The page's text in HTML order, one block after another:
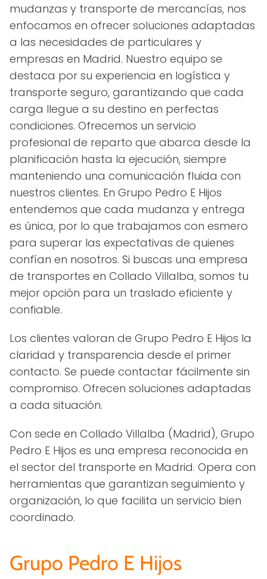
mudanzas y transporte de mercancías, nos
enfocamos en ofrecer soluciones adaptadas
a las necesidades de particulares y
empresas en Madrid. Nuestro equipo se
destaca por su experiencia en logística y
transporte seguro, garantizando que cada
carga llegue a su destino en perfectas
condiciones. Ofrecemos un servicio
profesional de reparto que abarca desde la
planificación hasta la ejecución, siempre
manteniendo una comunicación fluida con
nuestros clientes. En Grupo Pedro E Hijos
entendemos que cada mudanza y entrega
es única, por lo que trabajamos con esmero
para superar las expectativas de quienes
confían en nosotros. Si buscas una empresa
de transportes en Collado Villalba, somos tu
mejor opción para un traslado eficiente y
confiable.
Los clientes valoran de Grupo Pedro E Hijos la
claridad y transparencia desde el primer
contacto. Se puede contactar fácilmente sin
compromiso. Ofrecen soluciones adaptadas
a cada situación.
Con sede en Collado Villalba (Madrid), Grupo
Pedro E Hijos es una empresa reconocida en
el sector del transporte en Madrid. Opera con
herramientas que garantizan seguimiento y
organización, lo que facilita un servicio bien
coordinado.
Grupo Pedro E Hijos